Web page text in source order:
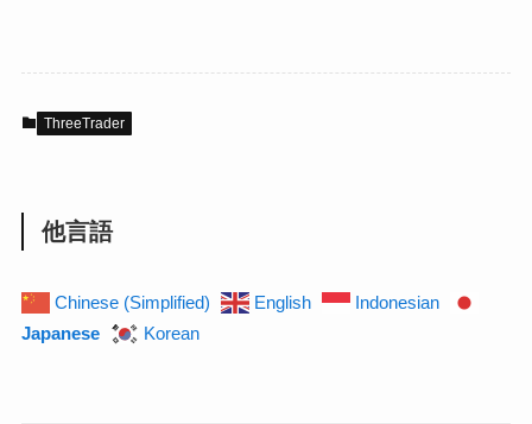
ThreeTrader
他言語
Chinese (Simplified) English
Indonesian
Japanese
Korean